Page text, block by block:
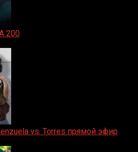
200
vs. Torres прямой эфир